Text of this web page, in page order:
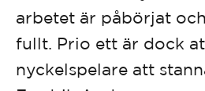
arbetet är påbörjat
fullt. Prio ett är dock
nyckelspelare att